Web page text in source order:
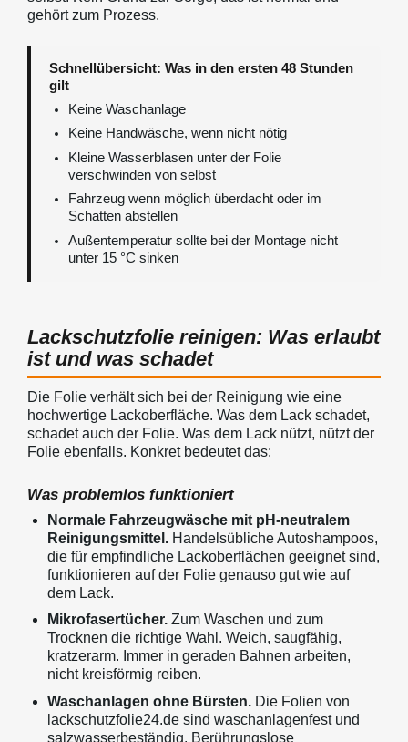
gehört zum Prozess.
Schnellübersicht: Was in den ersten 48 Stunden
gilt
Keine Waschanlage
Keine Handwäsche, wenn nicht nötig
Kleine Wasserblasen unter der Folie
verschwinden von selbst
Fahrzeug wenn möglich überdacht oder im
Schatten abstellen
Außentemperatur sollte bei der Montage nicht
unter 15 °C sinken
Lackschutzfolie reinigen: Was erlaubt
ist und was schadet
Die Folie verhält sich bei der Reinigung wie eine
hochwertige Lackoberfläche. Was dem Lack schadet,
schadet auch der Folie. Was dem Lack nützt, nützt der
Folie ebenfalls. Konkret bedeutet das:
Was problemlos funktioniert
Normale Fahrzeugwäsche mit pH-neutralem
Reinigungsmittel. Handelsübliche Autoshampoos,
die für empfindliche Lackoberflächen geeignet sind,
funktionieren auf der Folie genauso gut wie auf
dem Lack.
Mikrofasertücher. Zum Waschen und zum
Trocknen die richtige Wahl. Weich, saugfähig,
kratzerarm. Immer in geraden Bahnen arbeiten,
nicht kreisförmig reiben.
Waschanlagen ohne Bürsten. Die Folien von
lackschutzfolie24.de sind waschanlagenfest und
salzwasserbeständig. Berührungslose